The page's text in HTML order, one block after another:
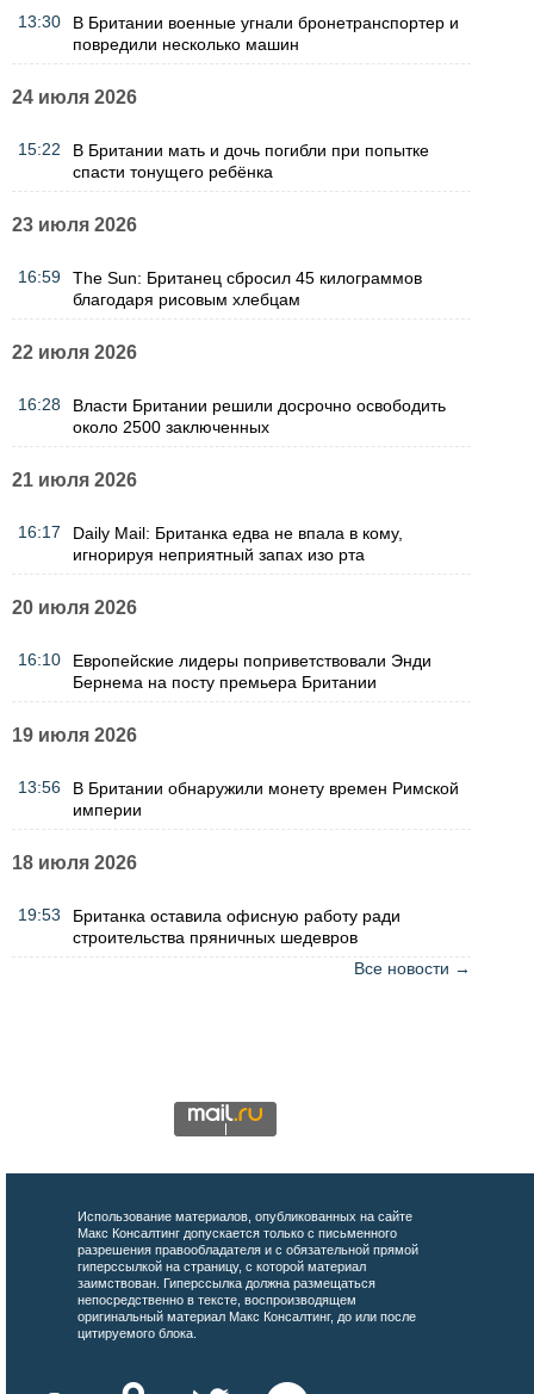
13:30
В Британии военные угнали бронетранспортер и
повредили несколько машин
24 июля 2026
15:22
В Британии мать и дочь погибли при попытке
спасти тонущего ребёнка
23 июля 2026
16:59
The Sun: Британец сбросил 45 килограммов
благодаря рисовым хлебцам
22 июля 2026
16:28
Власти Британии решили досрочно освободить
около 2500 заключенных
21 июля 2026
16:17
Daily Mail: Британка едва не впала в кому,
игнорируя неприятный запах изо рта
20 июля 2026
16:10
Европейские лидеры поприветствовали Энди
Бернема на посту премьера Британии
19 июля 2026
13:56
В Британии обнаружили монету времен Римской
империи
18 июля 2026
19:53
Британка оставила офисную работу ради
строительства пряничных шедевров
Все новости →
Использование материалов, опубликованных на сайте
Макс Консалтинг допускается только с письменного
разрешения правообладателя и с обязательной прямой
гиперссылкой на страницу, с которой материал
заимствован. Гиперссылка должна размещаться
непосредственно в тексте, воспроизводящем
оригинальный материал Макс Консалтинг, до или после
цитируемого блока.